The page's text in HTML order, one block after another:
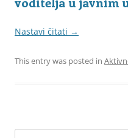
Nastavi čitati →
This entry was posted in